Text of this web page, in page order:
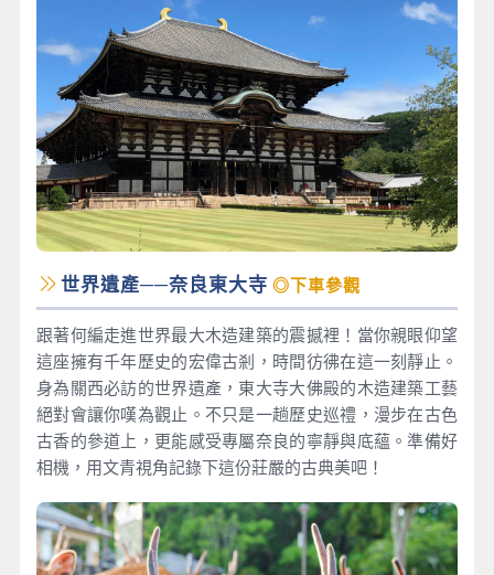
世界遺產──奈良東大寺 ◎下車參觀
跟著何編走進世界最大木造建築的震撼裡！當你親眼仰望
這座擁有千年歷史的宏偉古剎，時間彷彿在這一刻靜止。
身為關西必訪的世界遺產，東大寺大佛殿的木造建築工藝
絕對會讓你嘆為觀止。不只是一趟歷史巡禮，漫步在古色
古香的參道上，更能感受專屬奈良的寧靜與底蘊。準備好
相機，用文青視角記錄下這份莊嚴的古典美吧！